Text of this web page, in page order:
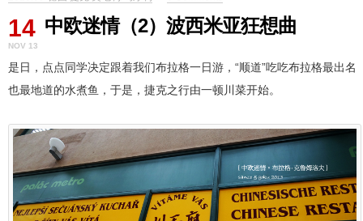
14
NOV 13
中欧迷情（2）波西米亚狂想曲
是日，点点同学决定跟着我们布拉格一日游，“顺道”吃吃布拉格最出名
也最地道的水煮鱼，于是，捷克之行由一顿川菜开始。